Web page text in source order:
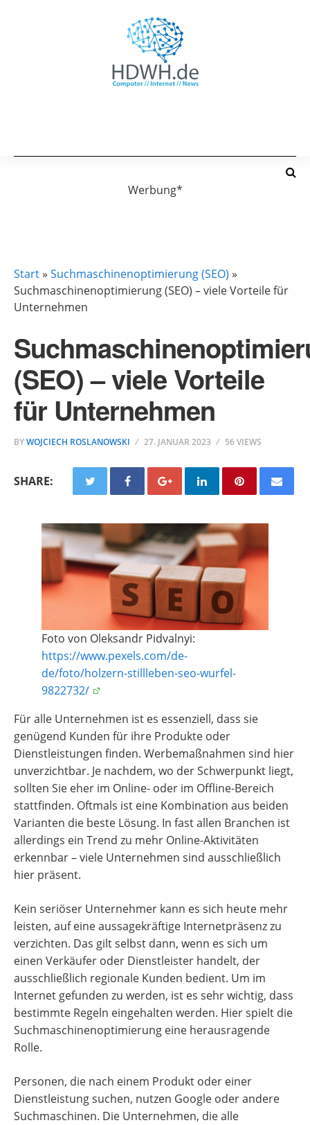
Werbung*
Start» Suchmaschinenoptimierung (SEO) »
Suchmaschinenoptimierung (SEO) – viele Vorteile für
Unternehmen
(SEO) – viele Vorteile
für Unternehmen
BYWOJCIECH ROSLANOWSKI 27. JANUAR 2023 56 VIEWS
SHARE:
Foto von Oleksandr Pidvalnyi:
https://www.pexels.com/de-
de/foto/holzern-stillleben-seo-wurfel-
9822732/
Für alle Unternehmen ist es essenziell, dass sie
genügend Kunden für ihre Produkte oder
Dienstleistungen finden. Werbemaßnahmen sind hier
unverzichtbar. Je nachdem, wo der Schwerpunkt liegt,
sollten Sie eher im Online- oder im Offline-Bereich
stattfinden. Oftmals ist eine Kombination aus beiden
Varianten die beste Lösung. In fast allen Branchen ist
allerdings ein Trend zu mehr Online-Aktivitäten
erkennbar – viele Unternehmen sind ausschließlich
hier präsent.
Kein seriöser Unternehmer kann es sich heute mehr
leisten, auf eine aussagekräftige Internetpräsenz zu
verzichten. Das gilt selbst dann, wenn es sich um
einen Verkäufer oder Dienstleister handelt, der
ausschließlich regionale Kunden bedient. Um im
Internet gefunden zu werden, ist es sehr wichtig, dass
bestimmte Regeln eingehalten werden. Hier spielt die
Suchmaschinenoptimierung eine herausragende
Rolle.
Personen, die nach einem Produkt oder einer
Dienstleistung suchen, nutzen Google oder andere
Suchmaschinen. Die Unternehmen, die alle